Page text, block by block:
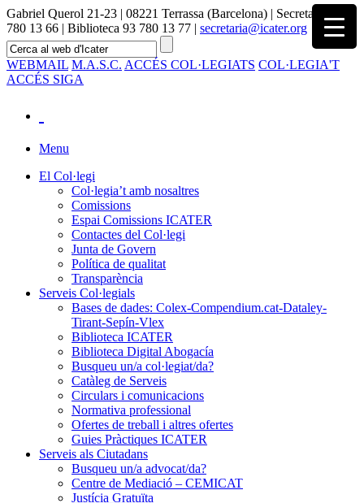
Gabriel Querol 21-23 | 08221 Terrassa (Barcelona) | Secretaria 93
780 13 66 | Biblioteca 93 780 13 77 | secretaria@icater.org
WEBMAIL M.A.S.C. ACCÉS COL·LEGIATS COL·LEGIA'T
ACCÉS SIGA
Menu
El Col·legi
Col·legia’t amb nosaltres
Comissions
Espai Comissions ICATER
Contactes del Col·legi
Junta de Govern
Política de qualitat
Transparència
Serveis Col·legials
Bases de dades: Colex-Compendium.cat-Dataley-
Tirant-Sepín-Vlex
Biblioteca ICATER
Biblioteca Digital Abogacía
Busqueu un/a col·legiat/da?
Catàleg de Serveis
Circulars i comunicacions
Normativa professional
Ofertes de treball i altres ofertes
Guies Pràctiques ICATER
Serveis als Ciutadans
Busqueu un/a advocat/da?
Centre de Mediació – CEMICAT
Justícia Gratuïta